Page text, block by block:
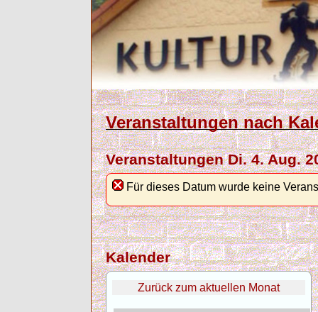
Veranstaltungen nach
Veranstaltungen Di. 4. Aug.
Für dieses Datum wurde keine
Kalender
Zurück zum aktuellen Monat